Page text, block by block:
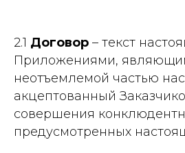
2.1 Договор – текст
Приложениями,
неотъемлемой частью
акцептованный
совершения
предусмотренных